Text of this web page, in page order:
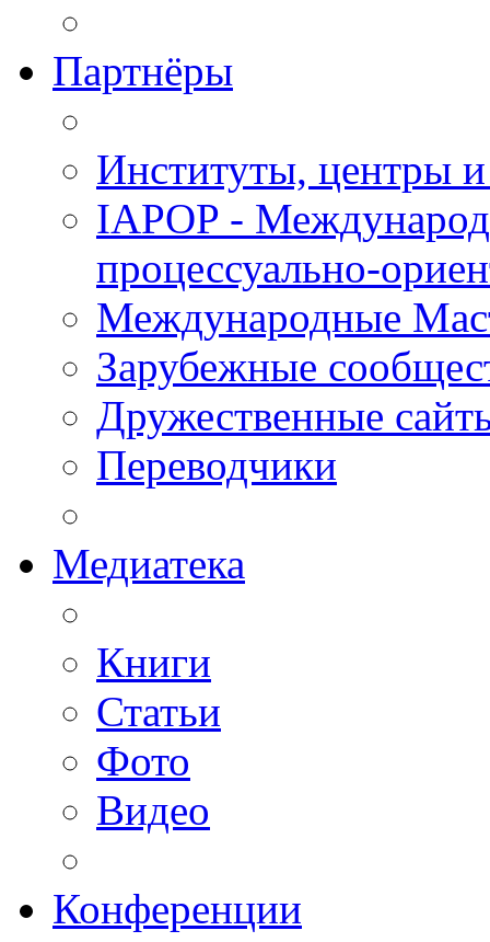
Партнёры
Институты, центры
IAPOP -
процессуально-
Международные
Зарубежные
Дружественные
Переводчики
Медиатека
Книги
Статьи
Фото
Видео
Конференции